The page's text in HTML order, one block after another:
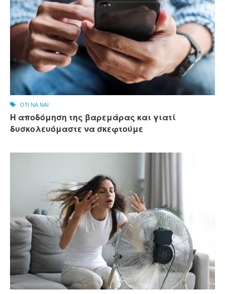
OTI NA NAI
Η αποδόμηση της βαρεμάρας και γιατί
δυσκολευόμαστε να σκεφτούμε